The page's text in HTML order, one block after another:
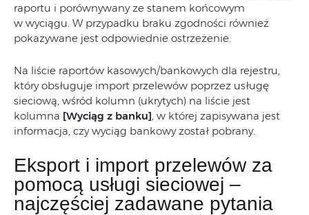
raportu i porównywany ze stanem końcowym
w wyciągu. W przypadku braku zgodności również
pokazywane jest odpowiednie ostrzeżenie.
Na liście raportów kasowych/bankowych dla rejestru,
który obsługuje import przelewów poprzez usługę
sieciową, wśród kolumn (ukrytych) na liście jest
kolumna [Wyciąg z banku], w której zapisywana jest
informacja, czy wyciąg bankowy został pobrany.
Eksport i import przelewów za
pomocą usługi sieciowej –
najczęściej zadawane pytania